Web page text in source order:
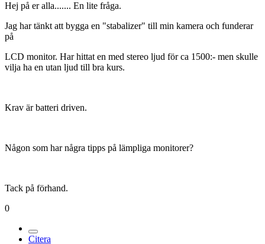
Hej på er alla....... En lite fråga.
Jag har tänkt att bygga en "stabalizer" till min kamera och funderar
på
LCD monitor. Har hittat en med stereo ljud för ca 1500:- men skulle
vilja ha en utan ljud till bra kurs.
Krav är batteri driven.
Någon som har några tipps på lämpliga monitorer?
Tack på förhand.
0
Citera